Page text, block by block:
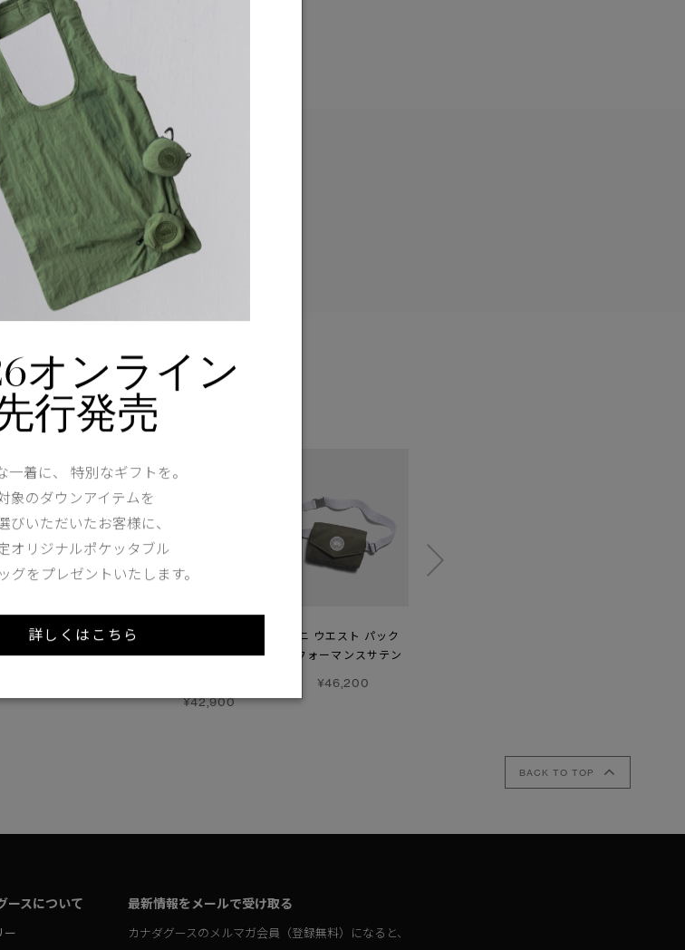
DETAIL
なたへのおすすめ
ミニ ウエスト パック
ウェスト パック
¥42,900
ミニ ウエスト パック
パフォーマンスサテン
¥46,200
BACK TO TOP
ースについて
ー
最新情報をメールで受け取る
カナダグースのメルマガ会員（登録無料）になると、
オンライン
行発売
一着に、 特別なギフトを。
象のダウンアイテムを
びいただいたお客様に、
オリジナルポケッタブル
グをプレゼントいたします。
詳しくはこちら